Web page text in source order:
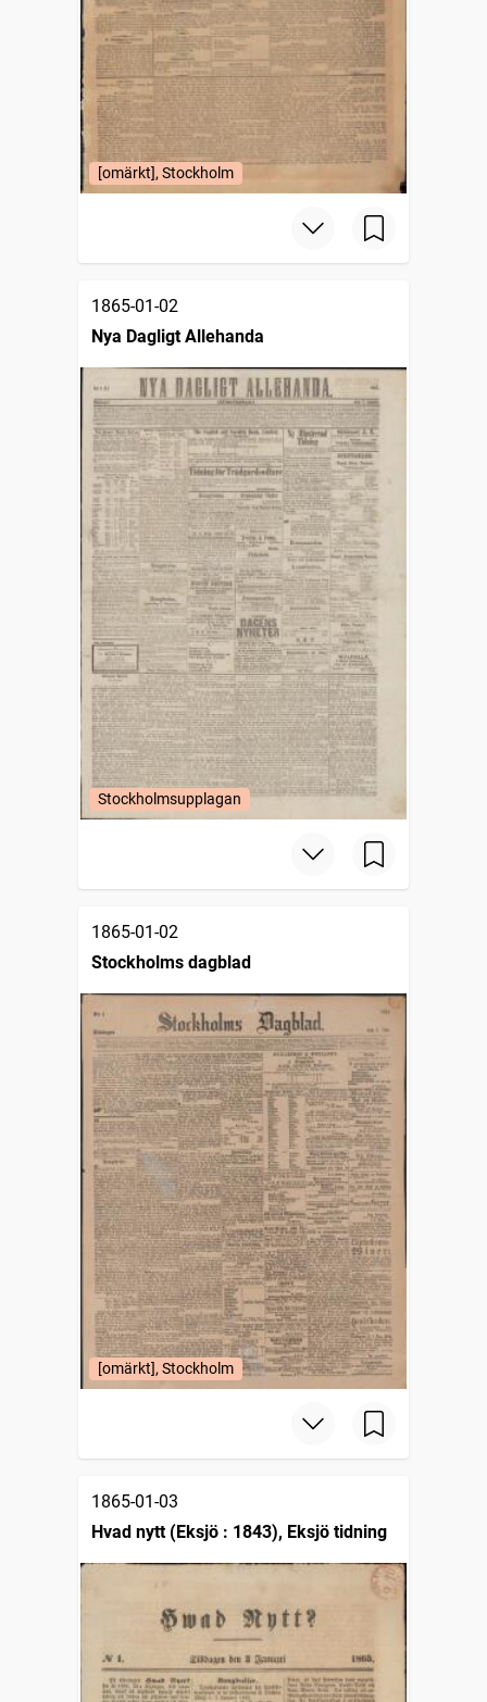
[omärkt], Stockholm
1865-01-02
Nya Dagligt Allehanda
Stockholmsupplagan
1865-01-02
Stockholms dagblad
[omärkt], Stockholm
1865-01-03
Hvad nytt (Eksjö : 1843), Eksjö tidning